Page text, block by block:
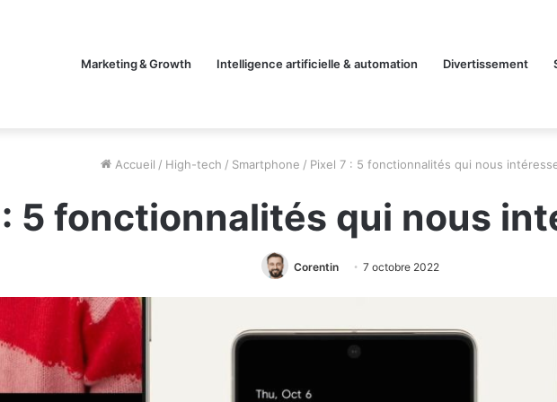
Marketing & Growth Intelligence artificielle & automation Divertissement
Accueil / High-tech / Smartphone / Pixel 7 : 5 fonctionnalités qui nous
5 fonctionnalités qui nous
Corentin 7 octobre 2022